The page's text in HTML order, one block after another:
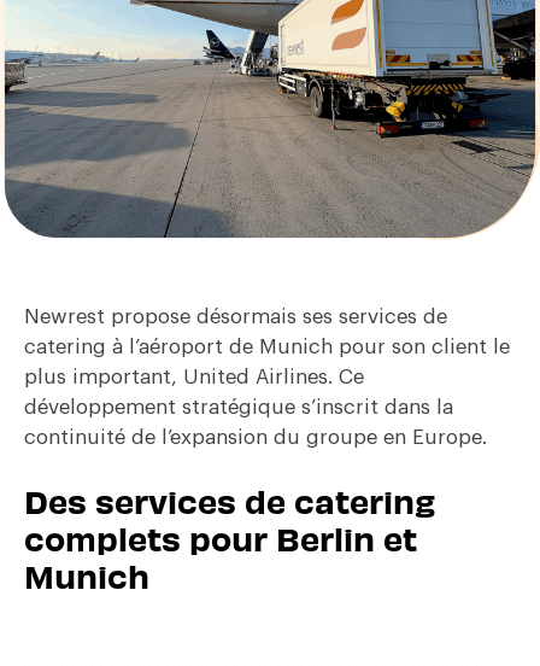
Newrest propose désormais ses services de
catering à l’aéroport de Munich pour son client le
plus important, United Airlines. Ce
développement stratégique s’inscrit dans la
continuité de l’expansion du groupe en Europe.
Des services de catering
complets pour Berlin et
Munich